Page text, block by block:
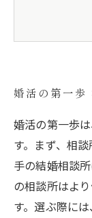
婚活に
理想の相
当相
婚活の第一歩
婚活の第一歩
す。まず、相
手の結婚相談
の相談所はよ
す。選ぶ際に